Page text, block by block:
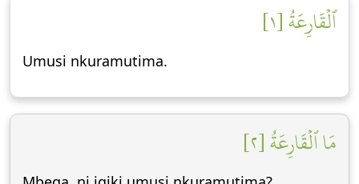
ٱلۡقَارِعَةُ [١]
Umusi nkuramutima.
مَا ٱلۡقَارِعَةُ [٢]